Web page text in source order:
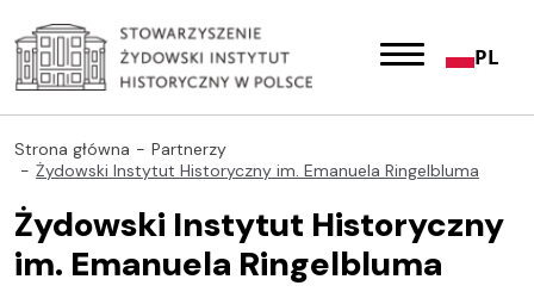
PL
Strona główna
Partnerzy
Żydowski Instytut Historyczny im. Emanuela Ringelbluma
Żydowski Instytut Historyczny
im. Emanuela Ringelbluma